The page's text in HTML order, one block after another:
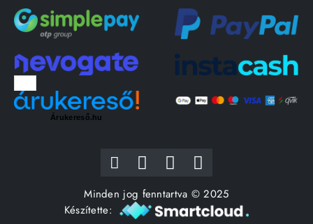
Árukereső.hu
Minden jog fenntartva © 2025
Készítette: